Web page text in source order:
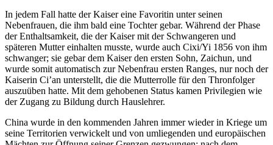
In jedem Fall hatte der Kaiser eine Favoritin unter seinen
Nebenfrauen, die ihm bald eine Tochter gebar. Während der Phase
der Enthaltsamkeit, die der Kaiser mit der Schwangeren und
späteren Mutter einhalten musste, wurde auch Cixi/Yi 1856 von ihm
schwanger; sie gebar dem Kaiser den ersten Sohn, Zaichun, und
wurde somit automatisch zur Nebenfrau ersten Ranges, nur noch der
Kaiserin Ci’an unterstellt, die die Mutterrolle für den Thronfolger
auszuüben hatte. Mit dem gehobenen Status kamen Privilegien wie
der Zugang zu Bildung durch Hauslehrer.
China wurde in den kommenden Jahren immer wieder in Kriege um
seine Territorien verwickelt und von umliegenden und europäischen